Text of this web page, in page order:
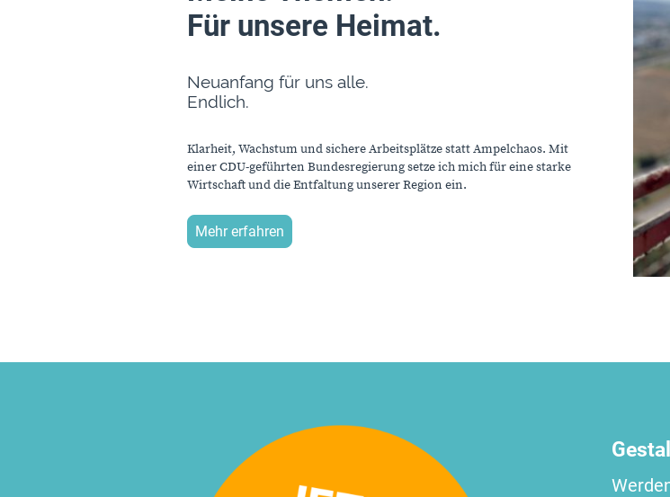
Für unsere Heimat.
Neuanfang für uns alle.
Endlich.
Klarheit, Wachstum und sichere Arbeitsplätze statt Ampelchaos. Mit
einer CDU-geführten Bundesregierung setze ich mich für eine starke
Wirtschaft und die Entfaltung unserer Region ein.
Mehr erfahren